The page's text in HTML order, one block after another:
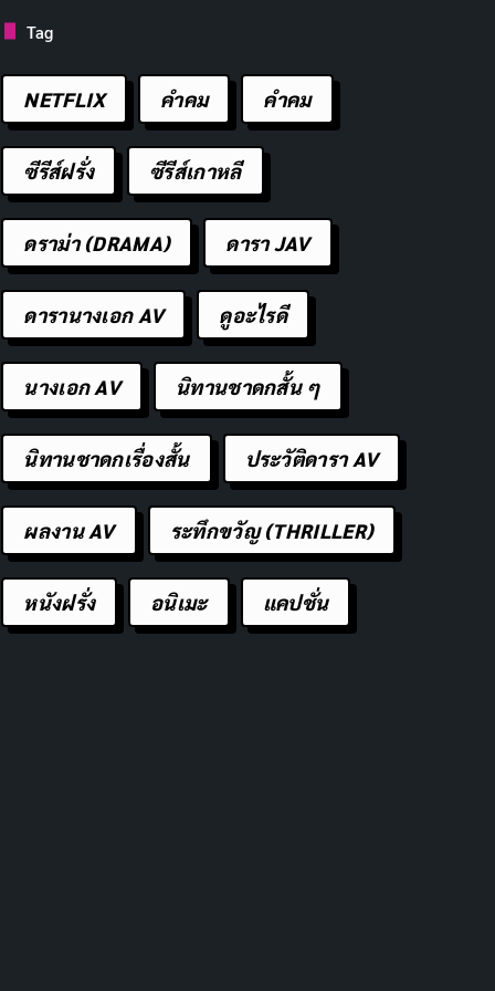
Tag
NETFLIX คำคม คําคม
ซีรีส์ฝรั่ง ซีรีส์เกาหลี
ดราม่า (DRAMA) ดารา JAV
ดารานางเอก AV ดูอะไรดี
นางเอก AV นิทานชาดกสั้น ๆ
นิทานชาดกเรื่องสั้น ประวัติดารา AV
ผลงาน AV ระทึกขวัญ (THRILLER)
หนังฝรั่ง อนิเมะ แคปชั่น